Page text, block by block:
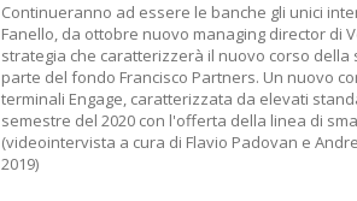
Continueranno ad essere le banche gli unici
Fanello, da ottobre nuovo managing director di
strategia che caratterizzerà il nuovo corso
parte del fondo Francisco Partners. Un nuovo
terminali Engage, caratterizzata da elevati
semestre del 2020 con l'offerta della linea di
(videointervista a cura di Flavio Padovan e
2019)